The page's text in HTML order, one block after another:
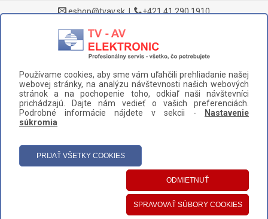
eshop@tvav.sk| +421 41 290 1910
DOMOV > NÁHRADNÉ DIELY A PRÍSLUŠENSTVO > CHLADNIČKY >
TESNENIA > TESNENIE DVERÍ MRAZNIČKY SAMSUNG (DA97-07366J)
UŽÍVATEĽSKÝ PANEL
KATEGÓRIE
Používame cookies, aby sme vám uľahčili prehliadanie našej
webovej stránky, na analýzu návštevnosti našich webových
stránok a na pochopenie toho, odkiaľ naši návštevníci
prichádzajú. Dajte nám vedieť o vašich preferenciách.
Podrobné informácie nájdete v sekcii -
Nastavenie
súkromia